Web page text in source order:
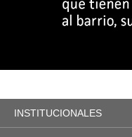
INSTITUCIONALES